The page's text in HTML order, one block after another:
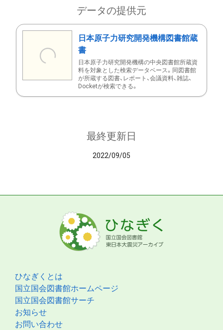
データの提供元
日本原子力研究開発機構図書館蔵
書
日本原子力研究開発機構の中央図書館所蔵資
料を対象とした検索データベース。同図書館
が所蔵する図書、レポート、会議資料、雑誌、
Docketが検索できる。
最終更新日
2022/09/05
ひなぎくとは
国立国会図書館ホームページ
国立国会図書館サーチ
お知らせ
お問い合わせ